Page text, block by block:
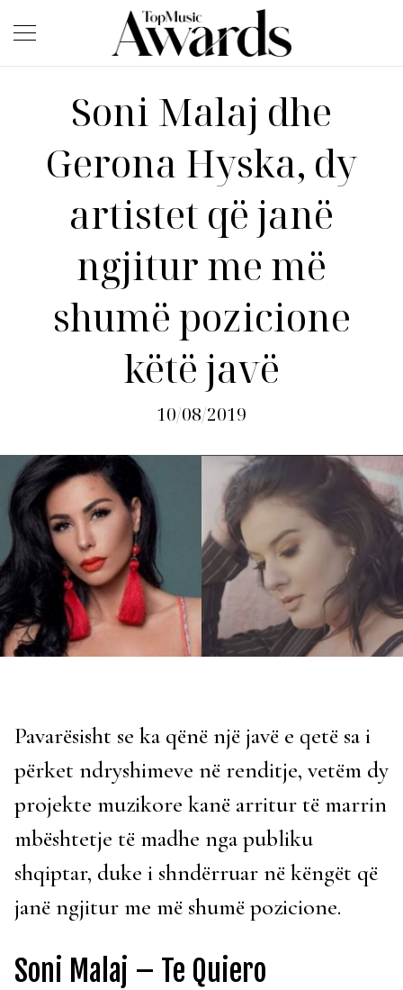
Soni Malaj dhe
Gerona Hyska, dy
artistet që janë
ngjitur me më
shumë pozicione
këtë javë
10/08/2019
Pavarësisht se ka qënë një javë e qetë sa i
përket ndryshimeve në renditje, vetëm dy
projekte muzikore kanë arritur të marrin
mbështetje të madhe nga publiku
shqiptar, duke i shndërruar në këngët që
janë ngjitur me më shumë pozicione.
Soni Malaj – Te Quiero